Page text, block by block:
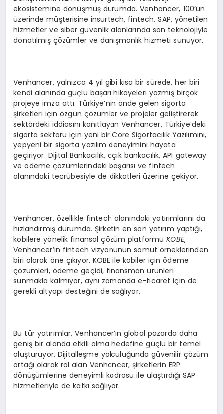
ekosistemine dönüşmüş durumda. Venhancer, 100’ün
üzerinde müşterisine insurtech, fintech, SAP, yönetilen
hizmetler ve siber güvenlik alanlarında son teknolojiyle
donatılmış çözümler ve danışmanlık hizmeti sunuyor.
Venhancer, yalnızca 4 yıl gibi kısa bir sürede, her biri
kendi alanında güçlü başarı hikayeleri yazmış birçok
projeye imza attı. Türkiye’nin önde gelen sigorta
şirketleri için özgün çözümler ve projeler geliştirerek
sektördeki iddiasını kanıtlayan Venhancer, Türkiye’deki
sigorta sektörü için yeni bir Core Sigortacılık Yazılımını,
yepyeni bir sigorta yazılım deneyimini hayata
geçiriyor. Dijital Bankacılık, açık bankacılık, API gateway
ve ödeme çözümlerindeki başarısı ve fintech
alanındaki tecrübesiyle de dikkatleri üzerine çekiyor.
Venhancer, özellikle fintech alanındaki yatırımlarını da
hızlandırmış durumda. Şirketin en son yatırım yaptığı,
kobilere yönelik finansal çözüm platformuKOBE,
Venhancer’ın fintech vizyonunun somut örneklerinden
biri olarak öne çıkıyor. KOBE ile kobiler için ödeme
çözümleri, ödeme geçidi, finansman ürünleri
sunmakla kalmıyor, aynı zamanda e-ticaret için de
gerekli altyapı desteğini de sağlıyor.
Bu tür yatırımlar, Venhancer’ın global pazarda daha
geniş bir alanda etkili olma hedefine güçlü bir temel
oluşturuyor. Dijitalleşme yolculuğunda güvenilir çözüm
ortağı olarak rol alan Venhancer, şirketlerin ERP
dönüşümlerine deneyimli kadrosu ile ulaştırdığı SAP
hizmetleriyle de katkı sağlıyor.